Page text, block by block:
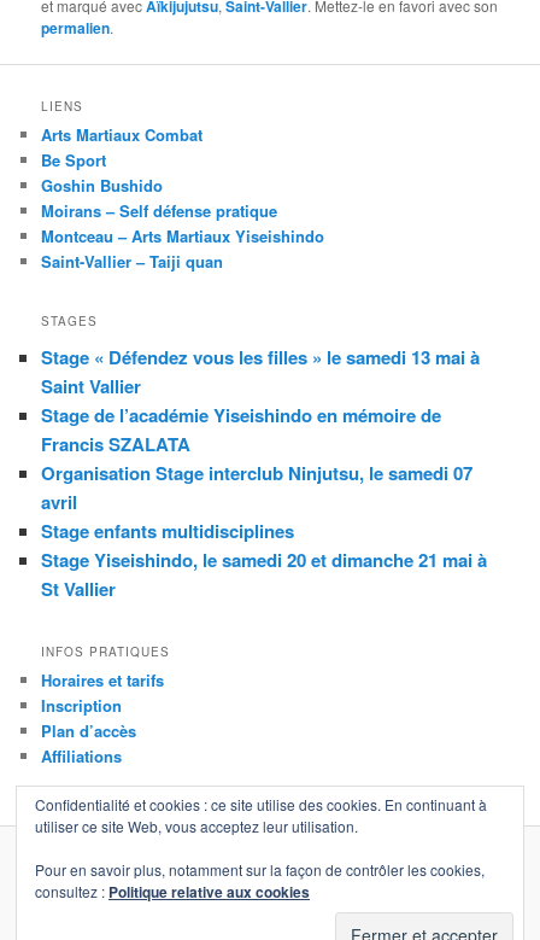
et marqué avecAïkijujutsu,Saint-Vallier. Mettez-le en favori avec son
permalien.
LIENS
Arts Martiaux Combat
Be Sport
Goshin Bushido
Moirans – Self défense pratique
Montceau – Arts Martiaux Yiseishindo
Saint-Vallier – Taiji quan
STAGES
Stage « Défendez vous les filles » le samedi 13 mai à
Saint Vallier
Stage de l’académie Yiseishindo en mémoire de
Francis SZALATA
Organisation Stage interclub Ninjutsu, le samedi 07
avril
Stage enfants multidisciplines
Stage Yiseishindo, le samedi 20 et dimanche 21 mai à
St Vallier
INFOS PRATIQUES
Horaires et tarifs
Inscription
Plan d’accès
Affiliations
Contact|Partenaires|Mentions légales|Plan du site
Copyright © 2011 - 2024 Cercle d'Arts Martiaux Mâconnais (CAMM)
Confidentialité et cookies : ce site utilise des cookies. En continuant à
utiliser ce site Web, vous acceptez leur utilisation.
Pour en savoir plus, notamment sur la façon de contrôler les cookies,
consultez : Politique relative aux cookies